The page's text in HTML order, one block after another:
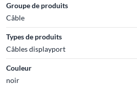
Groupe de produits
Câble
Types de produits
Câbles displayport
Couleur
noir